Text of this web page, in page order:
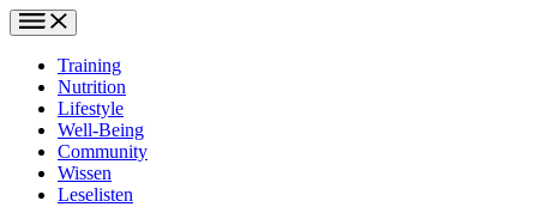
Training
Nutrition
Lifestyle
Well-Being
Community
Wissen
Leselisten